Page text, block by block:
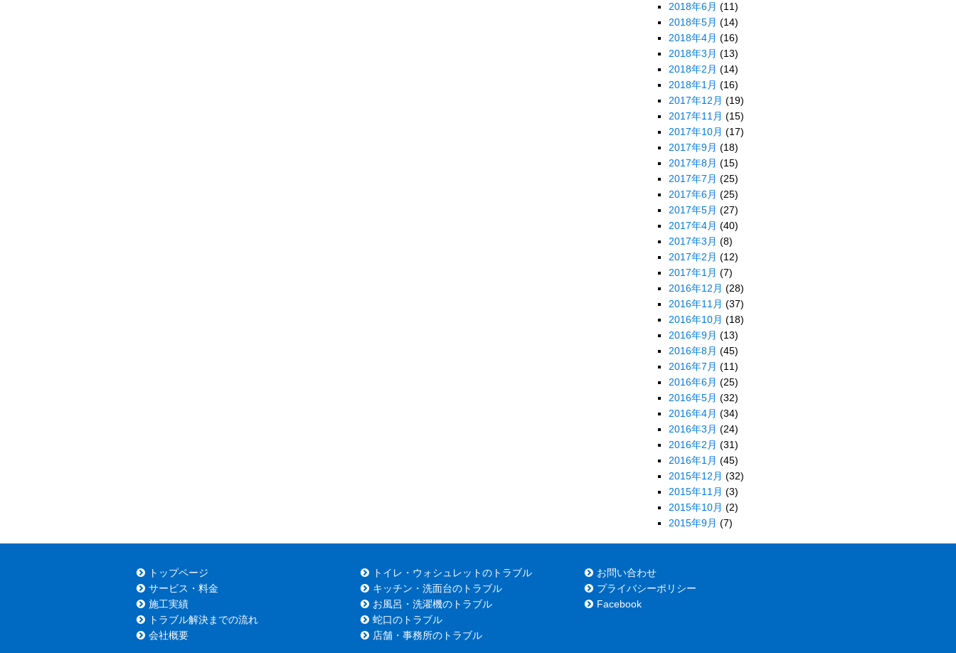
2018年6月 (11)
2018年5月 (14)
2018年4月 (16)
2018年3月 (13)
2018年2月 (14)
2018年1月 (16)
2017年12月 (19)
2017年11月 (15)
2017年10月 (17)
2017年9月 (18)
2017年8月 (15)
2017年7月 (25)
2017年6月 (25)
2017年5月 (27)
2017年4月 (40)
2017年3月 (8)
2017年2月 (12)
2017年1月 (7)
2016年12月 (28)
2016年11月 (37)
2016年10月 (18)
2016年9月 (13)
2016年8月 (45)
2016年7月 (11)
2016年6月 (25)
2016年5月 (32)
2016年4月 (34)
2016年3月 (24)
2016年2月 (31)
2016年1月 (45)
2015年12月 (32)
2015年11月 (3)
2015年10月 (2)
2015年9月 (7)
トップページ
サービス・料金
施工実績
トラブル解決までの流れ
会社概要
トイレ・ウォシュレットのトラブル
キッチン・洗面台のトラブル
お風呂・洗濯機のトラブル
蛇口のトラブル
店舗・事務所のトラブル
お問い合わせ
プライバシーポリシー
Facebook